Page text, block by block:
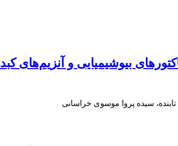
بیوشیمیایی و آنزیم‌های
سیده پروا موسوی خراسانی